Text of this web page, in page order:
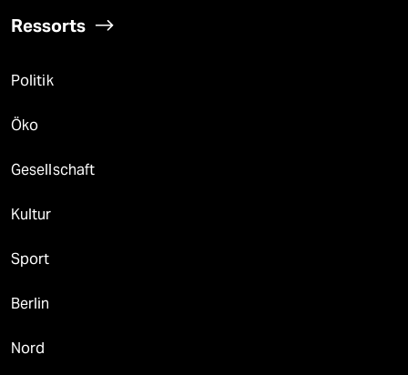
Ressorts
Politik
Öko
Gesellschaft
Kultur
Sport
Berlin
Nord